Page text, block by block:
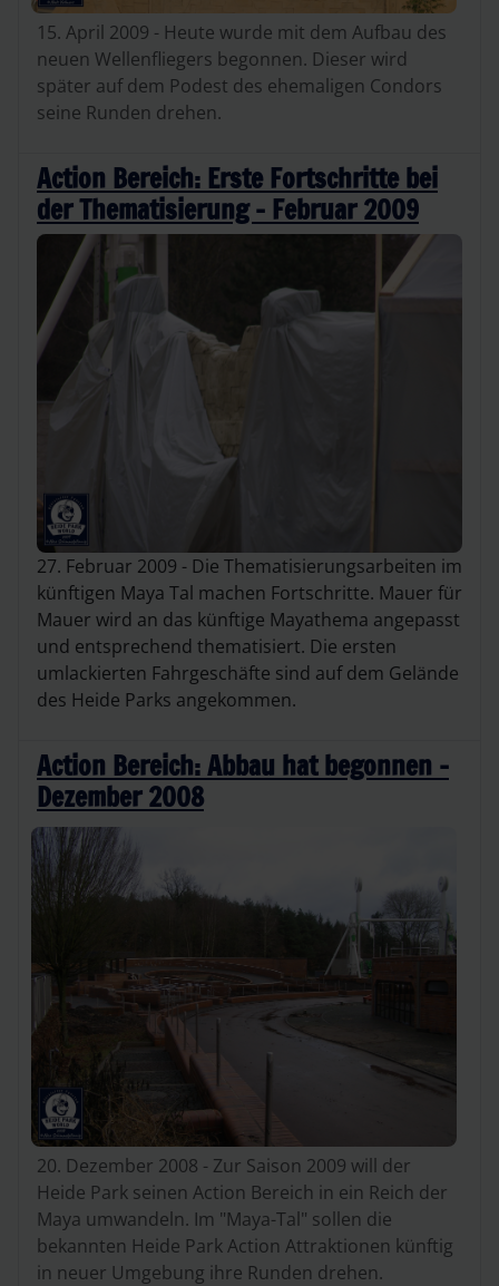
15. April 2009 - Heute wurde mit dem Aufbau des
neuen Wellenfliegers begonnen. Dieser wird
später auf dem Podest des ehemaligen Condors
seine Runden drehen.
Action Bereich: Erste Fortschritte bei
der Thematisierung - Februar 2009
27. Februar 2009 - Die Thematisierungsarbeiten im
künftigen Maya Tal machen Fortschritte. Mauer für
Mauer wird an das künftige Mayathema angepasst
und entsprechend thematisiert. Die ersten
umlackierten Fahrgeschäfte sind auf dem Gelände
des Heide Parks angekommen.
Action Bereich: Abbau hat begonnen -
Dezember 2008
20. Dezember 2008 - Zur Saison 2009 will der
Heide Park seinen Action Bereich in ein Reich der
Maya umwandeln. Im "Maya-Tal" sollen die
bekannten Heide Park Action Attraktionen künftig
in neuer Umgebung ihre Runden drehen.